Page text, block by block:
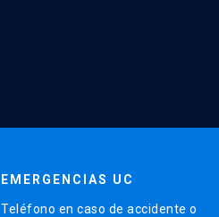
EMERGENCIAS UC
Teléfono en caso de accidente o